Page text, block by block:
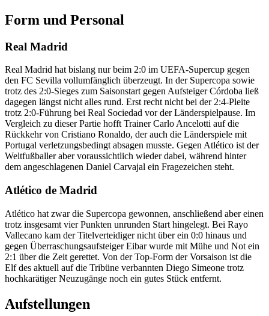
Form und Personal
Real Madrid
Real Madrid hat bislang nur beim 2:0 im UEFA-Supercup gegen
den FC Sevilla vollumfänglich überzeugt. In der Supercopa sowie
trotz des 2:0-Sieges zum Saisonstart gegen Aufsteiger Córdoba ließ
dagegen längst nicht alles rund. Erst recht nicht bei der 2:4-Pleite
trotz 2:0-Führung bei Real Sociedad vor der Länderspielpause. Im
Vergleich zu dieser Partie hofft Trainer Carlo Ancelotti auf die
Rückkehr von Cristiano Ronaldo, der auch die Länderspiele mit
Portugal verletzungsbedingt absagen musste. Gegen Atlético ist der
Weltfußballer aber voraussichtlich wieder dabei, während hinter
dem angeschlagenen Daniel Carvajal ein Fragezeichen steht.
Atlético de Madrid
Atlético hat zwar die Supercopa gewonnen, anschließend aber einen
trotz insgesamt vier Punkten unrunden Start hingelegt. Bei Rayo
Vallecano kam der Titelverteidiger nicht über ein 0:0 hinaus und
gegen Überraschungsaufsteiger Eibar wurde mit Mühe und Not ein
2:1 über die Zeit gerettet. Von der Top-Form der Vorsaison ist die
Elf des aktuell auf die Tribüne verbannten Diego Simeone trotz
hochkarätiger Neuzugänge noch ein gutes Stück entfernt.
Aufstellungen